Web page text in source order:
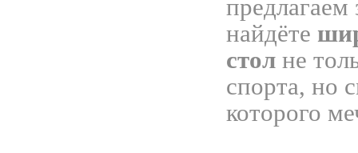
предлагаем
найдёте
стол не
спорта, но
которого